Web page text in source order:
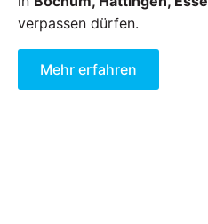
verpassen dürfen.
Mehr erfahren